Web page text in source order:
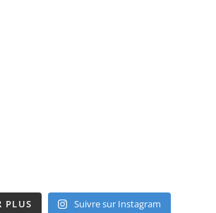
PLUS Suivre sur Instagram